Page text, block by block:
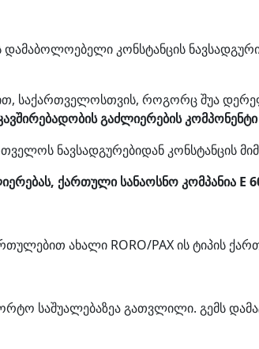
დამაბოლოებელი კონსტანცის
საქართველოსთვის, როგორც შუა
გაძლიერებისკომპონენტი
ნავსადგურებიდან კონსტანცის
ქართული სანაოსნო კომპანია E
ახალი RORO/PAX ის ტიპის
საშუალებაზეა გათვლილი. გემს